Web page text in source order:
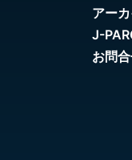
アー
J-
お問